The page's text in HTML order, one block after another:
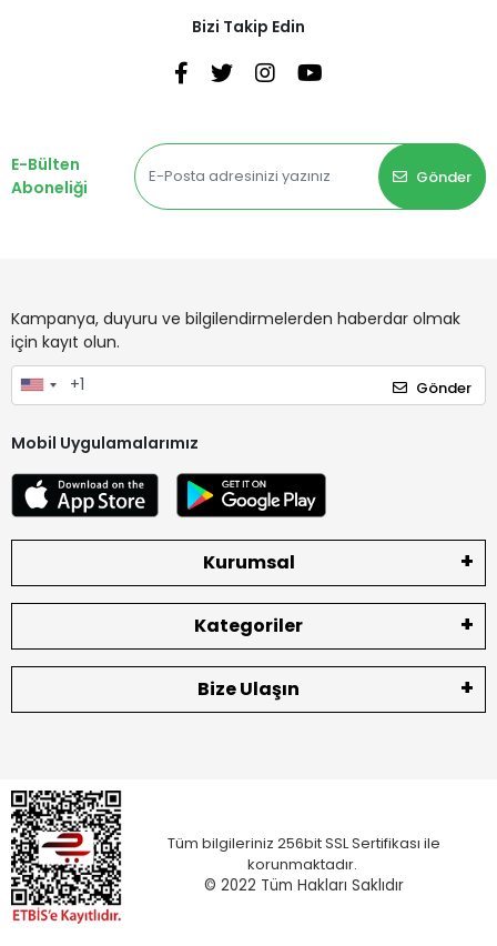
Bizi Takip Edin
E-Bülten
Aboneliği
Gönder
Kampanya, duyuru ve bilgilendirmelerden haberdar olmak
için kayıt olun.
Gönder
Mobil Uygulamalarımız
Kurumsal
Kategoriler
Bize Ulaşın
Tüm bilgileriniz 256bit SSL Sertifikası ile
korunmaktadır.
© 2022 Tüm Hakları Saklıdır